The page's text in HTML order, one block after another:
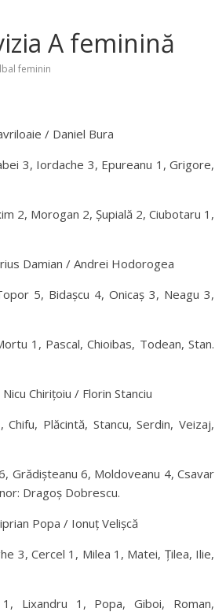
A feminină
feminin
/ Daniel Bura
3, Iordache 3, Epureanu 1, Grigore,
2, Morogan 2, Șupială 2, Ciubotaru 1,
Damian / Andrei Hodorogea
5, Bidașcu 4, Onicaș 3, Neagu 3,
1, Pascal, Chioibas, Todean, Stan.
Chirițoiu / Florin Stanciu
Plăcintă, Stancu, Serdin, Veizaj,
Grădișteanu 6, Moldoveanu 4, Csavar
Dragoș Dobrescu.
Popa / Ionuț Velișcă
3, Cercel 1, Milea 1, Matei, Țilea, Ilie,
Lixandru 1, Popa, Giboi, Roman,